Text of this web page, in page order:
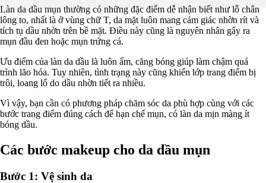
Làn da dầu mụn thường có những đặc điểm dễ nhận biết như lỗ chân
lông to, nhất là ở vùng chữ T, da mặt luôn mang cảm giác nhờn rít và
tích tụ dầu nhờn trên bề mặt. Điều này cũng là nguyên nhân gây ra
mụn đầu đen hoặc mụn trứng cá.
Ưu điểm của làn da dầu là luôn ẩm, căng bóng giúp làm chậm quá
trình lão hóa. Tuy nhiên, tình trạng này cũng khiến lớp trang điểm bị
trôi, loang lổ do dầu nhờn tiết ra nhiều.
Vì vậy, bạn cần có phương pháp chăm sóc da phù hợp cùng với các
bước trang điểm đúng cách để hạn chế mụn, có làn da mịn màng ít
bóng dầu.
Các bước makeup cho da dầu mụn
Bước 1: Vệ sinh da